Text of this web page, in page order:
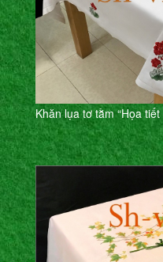
Khăn lụa tơ tằm “Họa